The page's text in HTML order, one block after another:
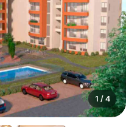
1 / 4